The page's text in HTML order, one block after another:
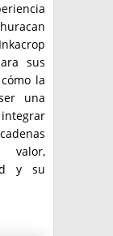
sus
la
una
y su